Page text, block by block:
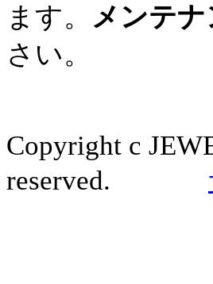
ます。 メンテナ
さい。
Copyright c
reserved.